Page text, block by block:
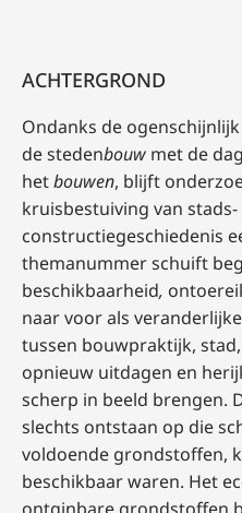
ACHTERGROND
Ondanks de
de stedenbouw met de
hetbouwen, blijft
kruisbestuiving van stads-
constructiegeschiedenis
themanummer schuift
beschikbaarheid,
naar voor als
tussen bouwpraktijk,
opnieuw uitdagen en
scherp in beeld brengen.
slechts ontstaan op die
voldoende grondstoffen,
beschikbaar waren. Het